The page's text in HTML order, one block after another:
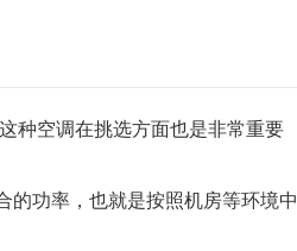
种空调在挑选方面也是非常重要
的功率，也就是按照机房等环境中